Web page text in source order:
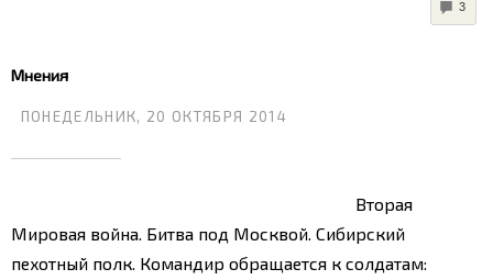
3
Мнения
ПОНЕДЕЛЬНИК, 20 ОКТЯБРЯ 2014
Вторая
Мировая война. Битва под Москвой. Сибирский
пехотный полк. Командир обращается к солдатам: